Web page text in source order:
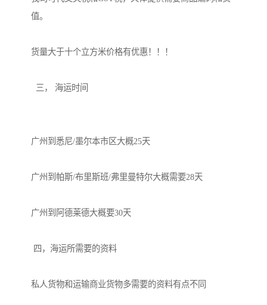
值。
货量大于十个立方米价格有优惠！！！
广州到悉尼/墨尔本市区大概25天
广州到帕斯/布里斯班/弗里曼特尔大概需要28天
广州到阿德莱德大概要30天
私人货物和运输商业货物多需要的资料有点不同